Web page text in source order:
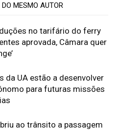
DO MESMO AUTOR
no tarifário do ferry
aprovada, Câmara quer
da UA estão a desenvolver
para futuras missões
ao trânsito a passagem